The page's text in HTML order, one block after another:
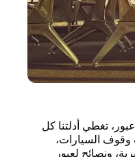
تغطي أدلتنا كل
السيارات،
ونصائح لعبور